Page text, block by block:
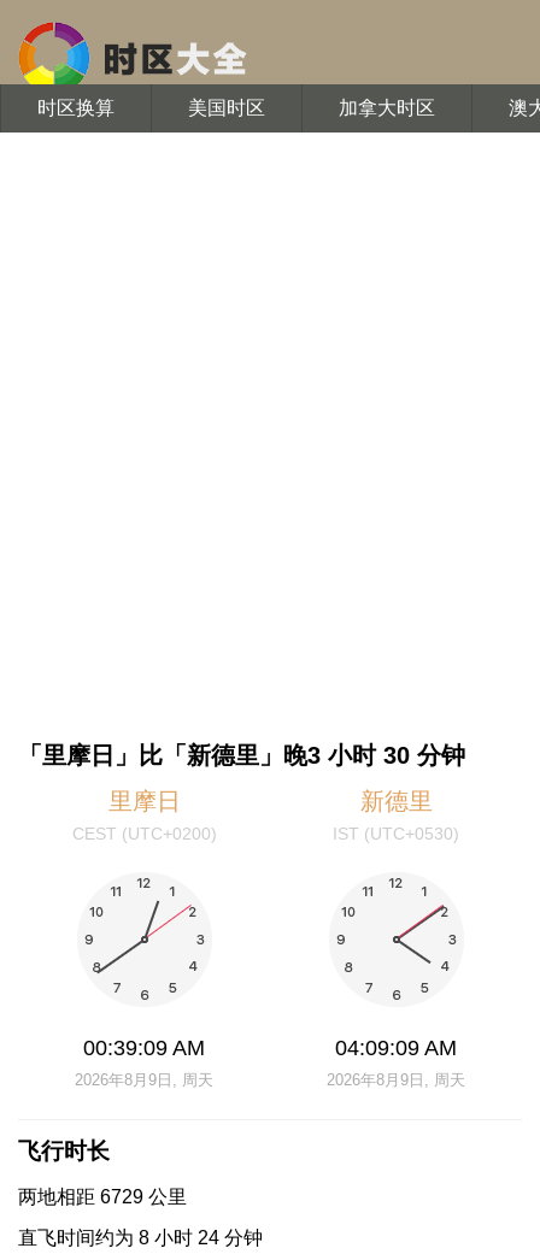
时区换算 美国时区 加拿大时区 澳
「里摩日」比「新德里」晚3 小时 30 分钟
里摩日
CEST (UTC+0200)
00:39:09 AM
2026年8月9日, 周天
新德里
IST (UTC+0530)
04:09:09 AM
2026年8月9日, 周天
飞行时长
两地相距 6729 公里
直飞时间约为 8 小时 24 分钟